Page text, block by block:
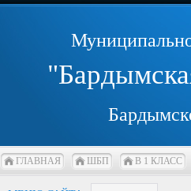
ГЛАВНАЯ ШБП В 1 КЛАСС